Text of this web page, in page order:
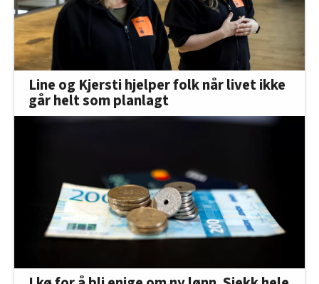
Line og Kjersti hjelper folk når livet ikke
går helt som planlagt